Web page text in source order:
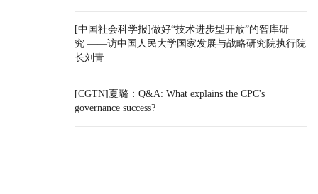
[中国社会科学报]做好“技术进步型开放”的智库研
究 ——访中国人民大学国家发展与战略研究院执行院
长刘青
[CGTN]夏璐：Q&A: What explains the CPC's
governance success?